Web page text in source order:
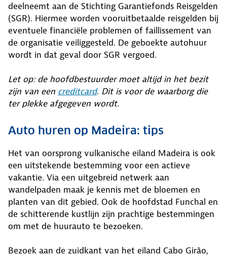
deelneemt aan de Stichting Garantiefonds Reisgelden
(SGR). Hiermee worden vooruitbetaalde reisgelden bij
eventuele financiële problemen of faillissement van
de organisatie veiliggesteld. De geboekte autohuur
wordt in dat geval door SGR vergoed.
Let op: de hoofdbestuurder moet altijd in het bezit
zijn van een creditcard. Dit is voor de waarborg die
ter plekke afgegeven wordt.
Auto huren op Madeira: tips
Het van oorsprong vulkanische eiland Madeira is ook
een uitstekende bestemming voor een actieve
vakantie. Via een uitgebreid netwerk aan
wandelpaden maak je kennis met de bloemen en
planten van dit gebied. Ook de hoofdstad Funchal en
de schitterende kustlijn zijn prachtige bestemmingen
om met de huurauto te bezoeken.
Bezoek aan de zuidkant van het eiland Cabo Girão,